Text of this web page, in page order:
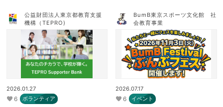
公益財団法人東京都教育支援
機構（TEPRO)
2026.01.27
6 ボランティア
BumB東京スポーツ文化館 社
会教育事業
2026.07.17
6 イベント